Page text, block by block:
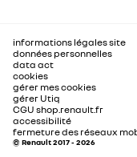
informations légales site
données personnelles
data act
cookies
gérer mes cookies
gérer Utiq
CGU shop.renault.fr
accessibilité
fermeture des réseaux
© Renault 2017 - 2026